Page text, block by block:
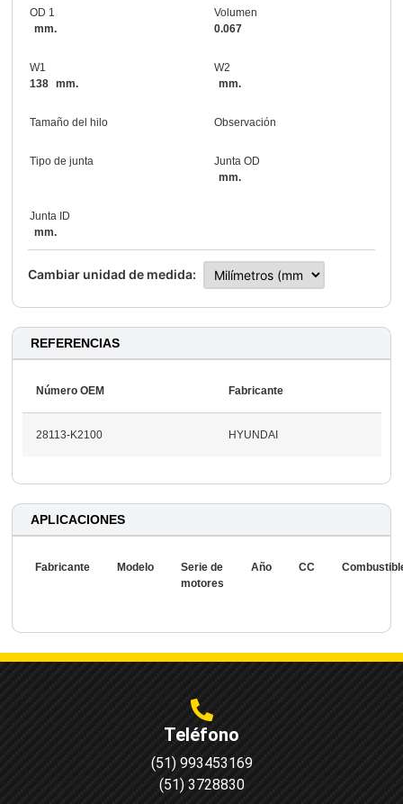
OD 1
mm.
Volumen
0.067
W1
138 mm.
W2
mm.
Tamaño del hilo Observación
Tipo de junta
Junta OD
mm.
Junta ID
mm.
Cambiar unidad de medida:
REFERENCIAS
Número OEM Fabricante
28113-K2100 HYUNDAI
APLICACIONES
Fabricante Modelo
Serie de
motores
Año CC
Teléfono
(51) 993453169
(51) 3728830